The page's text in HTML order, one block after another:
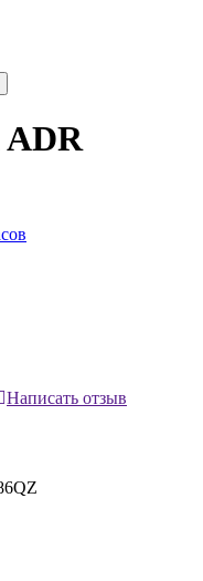
Написать отзыв